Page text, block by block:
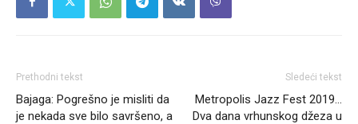
Prethodni tekst
Bajaga: Pogrešno je misliti da
je nekada sve bilo savršeno, a
Sledeći tekst
Metropolis Jazz Fest 2019…
Dva dana vrhunskog džeza u